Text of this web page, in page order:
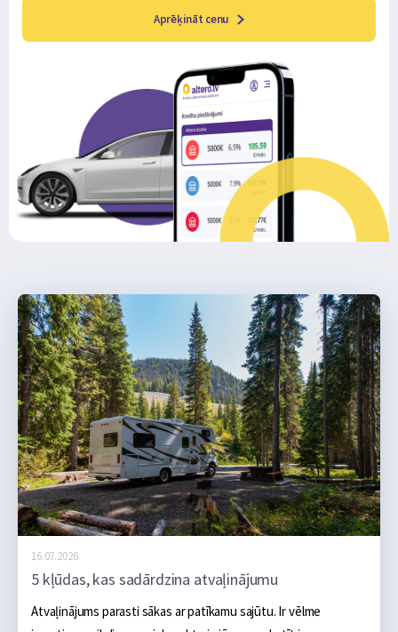
Aprēķināt cenu
16.07.2026.
5 kļūdas, kas sadārdzina atvaļinājumu
Atvaļinājums parasti sākas ar patīkamu sajūtu. Ir vēlme